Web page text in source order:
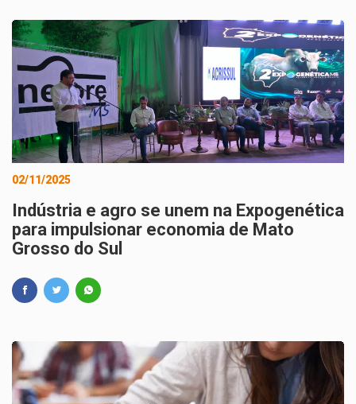
02/11/2025
Indústria e agro se unem na Expogenética
para impulsionar economia de Mato
Grosso do Sul